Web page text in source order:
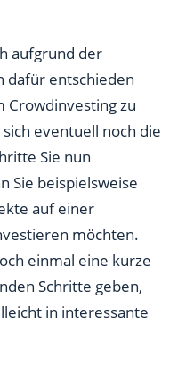
aufgrund der
dafür entschieden
Crowdinvesting zu
eventuell noch die
Sie nun
Sie beispielsweise
auf einer
möchten.
einmal eine kurze
Schritte geben,
in interessante